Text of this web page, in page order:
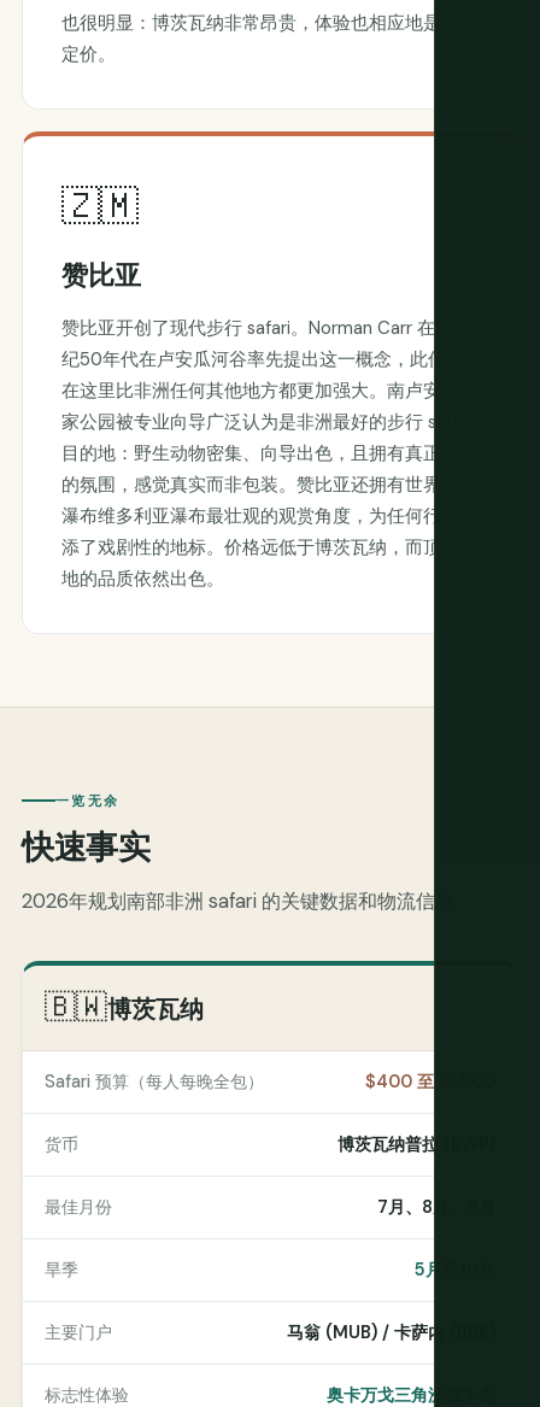
也很明显：博茨瓦纳非常昂贵，体验也相应地是高端
定价。
🇿🇲
赞比亚
赞比亚开创了现代步行 safari。Norman Carr 在20世
纪50年代在卢安瓜河谷率先提出这一概念，此传统
在这里比非洲任何其他地方都更加强大。南卢安瓜国
家公园被专业向导广泛认为是非洲最好的步行 safari
目的地：野生动物密集、向导出色，且拥有真正荒野
的氛围，感觉真实而非包装。赞比亚还拥有世界最大
瀑布维多利亚瀑布最壮观的观赏角度，为任何行程增
添了戏剧性的地标。价格远低于博茨瓦纳，而顶级营
地的品质依然出色。
一览无余
快速事实
2026年规划南部非洲 safari 的关键数据和物流信息。
🇧🇼博茨瓦纳
Safari 预算（每人每晚全包） $400 至 $1,500
货币 博茨瓦纳普拉 (BWP)
最佳月份 7月、8月、9月
旱季 5月至10月
主要门户 马翁 (MUB) / 卡萨内 (BBK)
标志性体验 奥卡万戈三角洲独木舟